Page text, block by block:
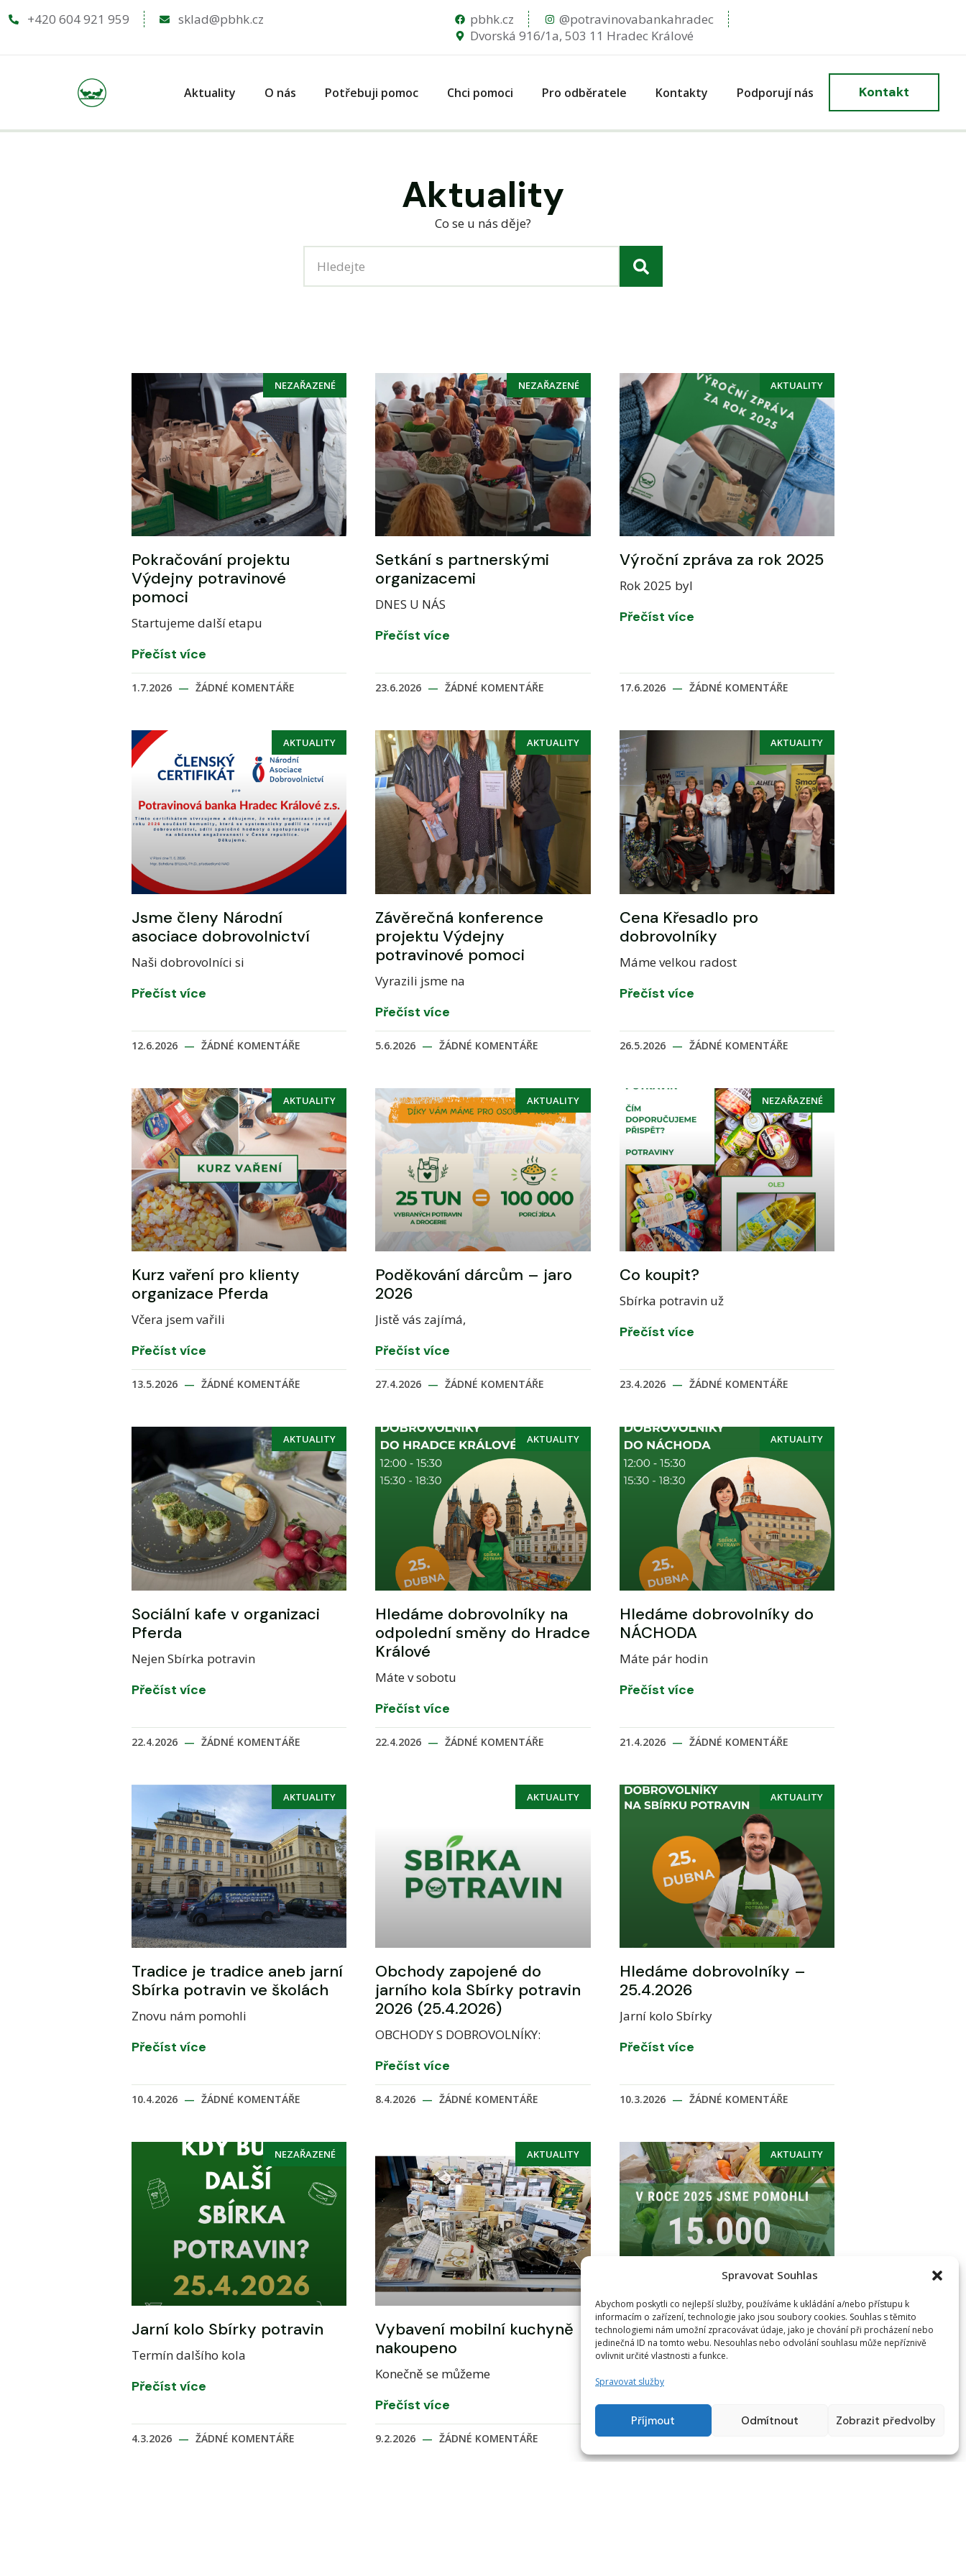
Spravovat Souhlas
Abychom poskytli co nejlepší služby, používáme k ukládání a/nebo přístupu k
informacím o zařízení, technologie jako jsou soubory cookies. Souhlas s těmito
technologiemi nám umožní zpracovávat údaje, jako je chování při procházení nebo
jedinečná ID na tomto webu. Nesouhlas nebo odvolání souhlasu může nepříznivě
ovlivnit určité vlastnosti a funkce.
Spravovat služby
Příjmout Odmítnout Zobrazit předvolby
+420 604 921 959 sklad@pbhk.cz pbhk.cz
@potravinovabankahradec
Dvorská 916/1a, 503 11 Hradec Králové
Aktuality O nás Potřebuji pomoc Chci pomoci Pro odběratele Kontakty Podporují nás Kontakt
Aktuality
Co se u nás děje?
NEZAŘAZENÉ
Pokračování projektu
Výdejny potravinové
pomoci
Startujeme další etapu
Přečíst více
1.7.2026 ŽÁDNÉ KOMENTÁŘE
NEZAŘAZENÉ
Setkání s partnerskými
organizacemi
DNES U NÁS
Přečíst více
23.6.2026 ŽÁDNÉ KOMENTÁŘE
AKTUALITY
Výroční zpráva za rok 2025
Rok 2025 byl
Přečíst více
17.6.2026 ŽÁDNÉ KOMENTÁŘE
AKTUALITY
Jsme členy Národní
asociace dobrovolnictví
Naši dobrovolníci si
Přečíst více
12.6.2026 ŽÁDNÉ KOMENTÁŘE
AKTUALITY
Závěrečná konference
projektu Výdejny
potravinové pomoci
Vyrazili jsme na
Přečíst více
5.6.2026 ŽÁDNÉ KOMENTÁŘE
AKTUALITY
Cena Křesadlo pro
dobrovolníky
Máme velkou radost
Přečíst více
26.5.2026 ŽÁDNÉ KOMENTÁŘE
AKTUALITY
Kurz vaření pro klienty
organizace Pferda
Včera jsem vařili
Přečíst více
13.5.2026 ŽÁDNÉ KOMENTÁŘE
AKTUALITY
Poděkování dárcům – jaro
2026
Jistě vás zajímá,
Přečíst více
27.4.2026 ŽÁDNÉ KOMENTÁŘE
NEZAŘAZENÉ
Co koupit?
Sbírka potravin už
Přečíst více
23.4.2026 ŽÁDNÉ KOMENTÁŘE
AKTUALITY
Sociální kafe v organizaci
Pferda
Nejen Sbírka potravin
Přečíst více
22.4.2026 ŽÁDNÉ KOMENTÁŘE
AKTUALITY
Hledáme dobrovolníky na
odpolední směny do Hradce
Králové
Máte v sobotu
Přečíst více
22.4.2026 ŽÁDNÉ KOMENTÁŘE
AKTUALITY
Hledáme dobrovolníky do
NÁCHODA
Máte pár hodin
Přečíst více
21.4.2026 ŽÁDNÉ KOMENTÁŘE
AKTUALITY
Tradice je tradice aneb jarní
Sbírka potravin ve školách
Znovu nám pomohli
Přečíst více
10.4.2026 ŽÁDNÉ KOMENTÁŘE
AKTUALITY
Obchody zapojené do
jarního kola Sbírky potravin
2026 (25.4.2026)
OBCHODY S DOBROVOLNÍKY:
Přečíst více
8.4.2026 ŽÁDNÉ KOMENTÁŘE
AKTUALITY
Hledáme dobrovolníky –
25.4.2026
Jarní kolo Sbírky
Přečíst více
10.3.2026 ŽÁDNÉ KOMENTÁŘE
NEZAŘAZENÉ
Jarní kolo Sbírky potravin
Termín dalšího kola
Přečíst více
4.3.2026 ŽÁDNÉ KOMENTÁŘE
AKTUALITY
Vybavení mobilní kuchyně
nakoupeno
Konečně se můžeme
Přečíst více
9.2.2026 ŽÁDNÉ KOMENTÁŘE
AKTUALITY
PODPOŘILI JSME VÍCE NEŽ
15.000 LIDÍ V NOUZI
V roce 2025
Přečíst více
28.1.2026 ŽÁDNÉ KOMENTÁŘE